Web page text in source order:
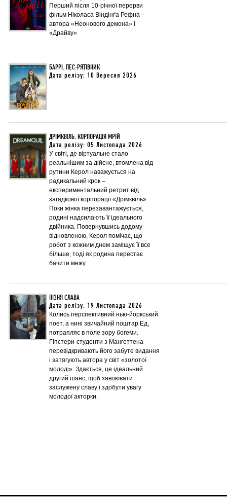
Перший після 10-річної перерви
фільм Ніколаса Віндінґа Рефна –
автора «Неонового демона» і
«Драйву»
БАРРІ. ПЕС-РЯТІВНИК
Дата релізу: 10 Вересня 2026
ДРІМКВІЛЬ. КОРПОРАЦІЯ МРІЙ
Дата релізу: 05 Листопада 2026
У світі, де віртуальне стало
реальнішим за дійсне, втомлена від
рутини Керол наважується на
радикальний крок –
експериментальний ретрит від
загадкової корпорації «Дрімквіль».
Поки жінка перезавантажується,
родині надсилають її ідеального
двійника. Повернувшись додому
відновленою, Керол помічає, що
робот з кожним днем заміщує її все
більше, тоді як родина перестає
бачити межу.
ПІЗНЯ СЛАВА
Дата релізу: 19 Листопада 2026
Колись перспективний нью-йоркський
поет, а нині звичайний поштар Ед,
потрапляє в поле зору богеми.
Гіпстери-студенти з Мангеттена
перевідкривають його забуте видання
і затягують автора у світ «золотої
молоді». Здається, це ідеальний
другий шанс, щоб завоювати
заслужену славу і здобути увагу
молодої акторки.